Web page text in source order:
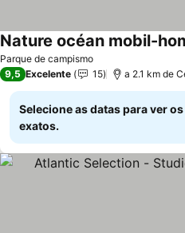
Parque de campismo
Nature océan mobil-
9,5 Excelente 15 a 2.1 km de
Selecione as datas para ver
exatos.